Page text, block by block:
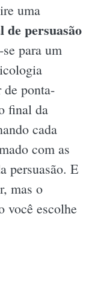
uma
de persuasão
para um
de ponta-
final da
cada
com as
persuasão. E
mas o
você escolhe